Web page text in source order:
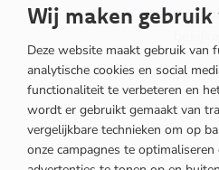
AccepteerMarketing
Wij maken
Deze website maakt gebruik van
analytische cookies en social
functionaliteit te verbeteren en
wordt er gebruikt gemaakt van
vergelijkbare technieken om op
onze campagnes te